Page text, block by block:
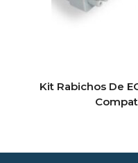
Kit Rabichos De